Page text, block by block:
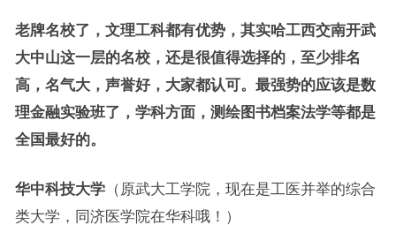
老牌名校了，文理工科都有优势，其实哈工西交南开武
大中山这一层的名校，还是很值得选择的，至少排名
高，名气大，声誉好，大家都认可。最强势的应该是数
理金融实验班了，学科方面，测绘图书档案法学等都是
全国最好的。
华中科技大学（原武大工学院，现在是工医并举的综合
类大学，同济医学院在华科哦！）